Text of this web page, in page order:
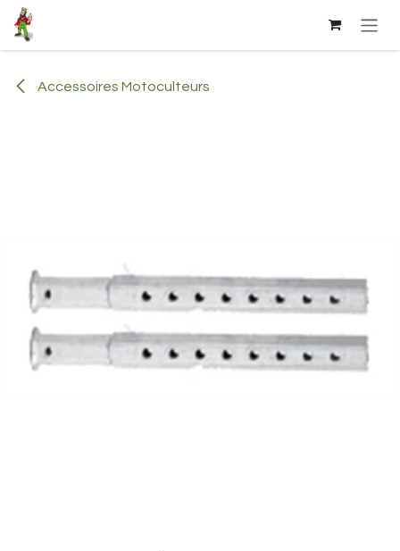
Se rendre au contenu
Accessoires Motoculteurs